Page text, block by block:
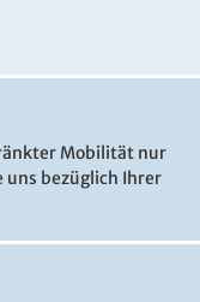
Mobilität nur
bezüglich Ihrer